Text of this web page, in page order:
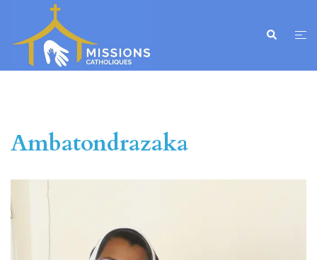
Ambatondrazaka